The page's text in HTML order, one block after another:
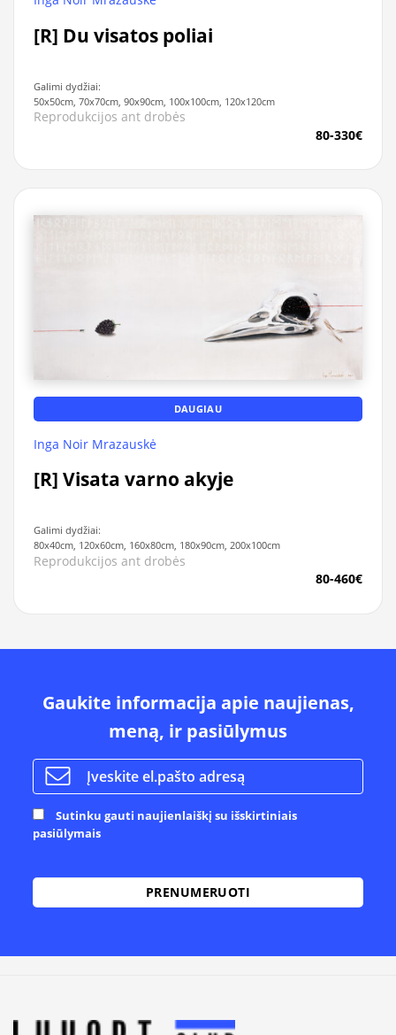
[R] Du visatos poliai
Galimi dydžiai:
50x50cm, 70x70cm, 90x90cm, 100x100cm, 120x120cm
Reprodukcijos ant drobės
80-330€
DAUGIAU
Inga Noir Mrazauskė
[R] Visata varno akyje
Galimi dydžiai:
80x40cm, 120x60cm, 160x80cm, 180x90cm, 200x100cm
Reprodukcijos ant drobės
80-460€
Gaukite informacija apie naujienas,
meną, ir pasiūlymus
Sutinku gauti naujienlaiškį su išskirtiniais
pasiūlymais